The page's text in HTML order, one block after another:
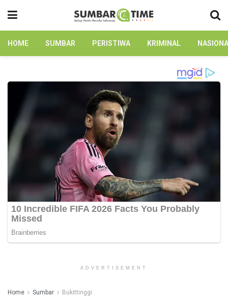
HOME SUMBAR PERISTIWA KRIMINAL
ADVERTISEMENT
Home Sumbar Bukittinggi